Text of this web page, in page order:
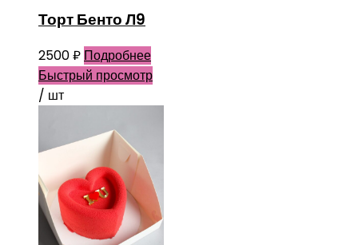
Торт Бенто Л9
2500₽ Подробнее
Быстрый просмотр
/ шт